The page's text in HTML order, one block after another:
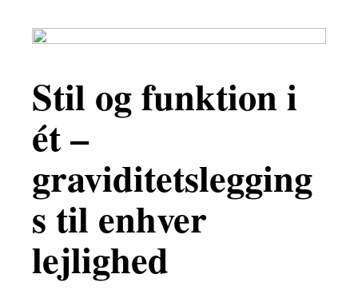
Stil og funktion i
ét –
graviditetslegging
s til enhver
lejlighed